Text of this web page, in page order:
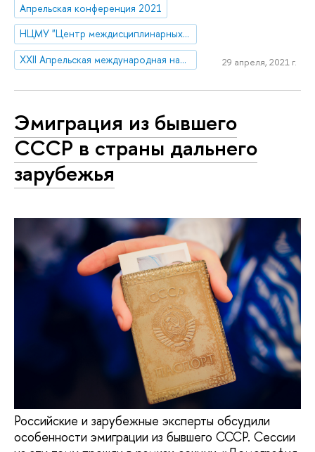
Апрельская конференция 2021
НЦМУ "Центр междисциплинарных исследований человеческого потенциала"
XXII Апрельская международная научная конференция по проблемам развития экономики и общества
29 апреля, 2021 г.
Эмиграция из бывшего
СССР в страны дальнего
зарубежья
Российские и зарубежные эксперты обсудили
особенности эмиграции из бывшего СССР. Сессии